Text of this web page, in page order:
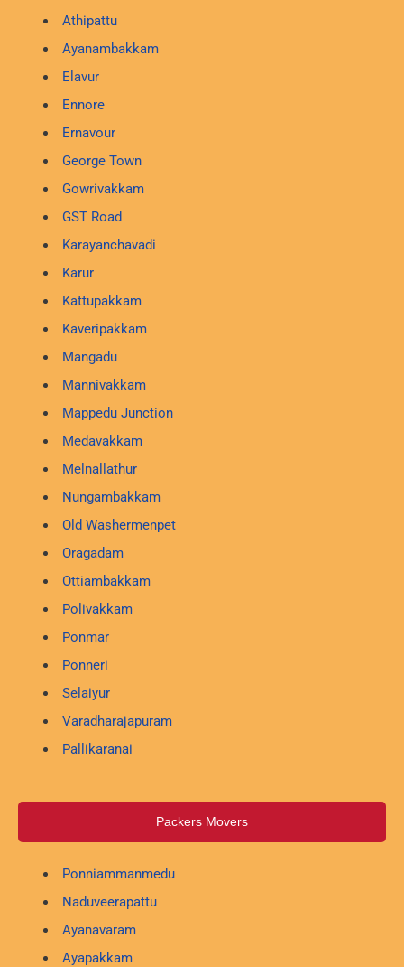
Athipattu
Ayanambakkam
Elavur
Ennore
Ernavour
George Town
Gowrivakkam
GST Road
Karayanchavadi
Karur
Kattupakkam
Kaveripakkam
Mangadu
Mannivakkam
Mappedu Junction
Medavakkam
Melnallathur
Nungambakkam
Old Washermenpet
Oragadam
Ottiambakkam
Polivakkam
Ponmar
Ponneri
Selaiyur
Varadharajapuram
Pallikaranai
Packers Movers
Ponniammanmedu
Naduveerapattu
Ayanavaram
Ayapakkam